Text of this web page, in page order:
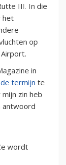
III. In die
het
op
in
termijn te
zin heb
antwoord
wordt